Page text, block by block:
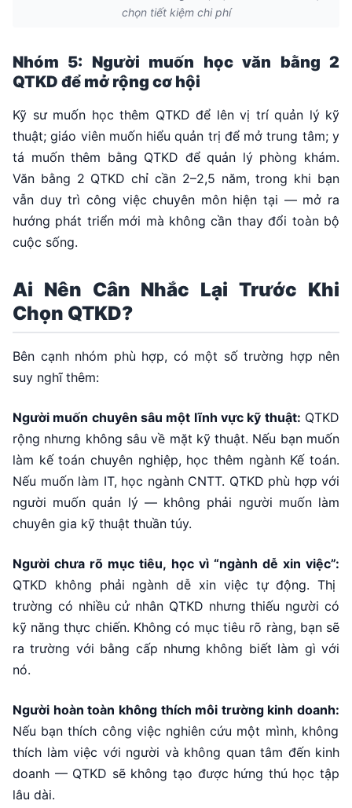
chọn tiết kiệm chi phí
Nhóm 5: Người muốn học văn bằng 2
QTKD để mở rộng cơ hội
Kỹ sư muốn học thêm QTKD để lên vị trí quản lý kỹ
thuật; giáo viên muốn hiểu quản trị để mở trung tâm; y
tá muốn thêm bằng QTKD để quản lý phòng khám.
Văn bằng 2 QTKD chỉ cần 2–2,5 năm, trong khi bạn
vẫn duy trì công việc chuyên môn hiện tại — mở ra
hướng phát triển mới mà không cần thay đổi toàn bộ
cuộc sống.
Ai Nên Cân Nhắc Lại Trước Khi
Chọn QTKD?
Bên cạnh nhóm phù hợp, có một số trường hợp nên
suy nghĩ thêm:
Người muốn chuyên sâu một lĩnh vực kỹ thuật: QTKD
rộng nhưng không sâu về mặt kỹ thuật. Nếu bạn muốn
làm kế toán chuyên nghiệp, học thêm ngành Kế toán.
Nếu muốn làm IT, học ngành CNTT. QTKD phù hợp với
người muốn quản lý — không phải người muốn làm
chuyên gia kỹ thuật thuần túy.
Người chưa rõ mục tiêu, học vì “ngành dễ xin việc”:
QTKD không phải ngành dễ xin việc tự động. Thị
trường có nhiều cử nhân QTKD nhưng thiếu người có
kỹ năng thực chiến. Không có mục tiêu rõ ràng, bạn sẽ
ra trường với bằng cấp nhưng không biết làm gì với
nó.
Người hoàn toàn không thích môi trường kinh doanh:
Nếu bạn thích công việc nghiên cứu một mình, không
thích làm việc với người và không quan tâm đến kinh
doanh — QTKD sẽ không tạo được hứng thú học tập
lâu dài.